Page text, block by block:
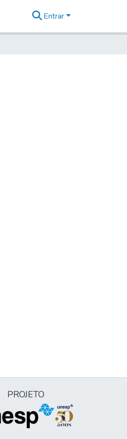
Entrar
PROJETO